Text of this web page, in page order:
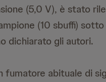
(5,0 V), è stato
(10 sbuffi)
dichiarato gli autori.
fumatore abituale di